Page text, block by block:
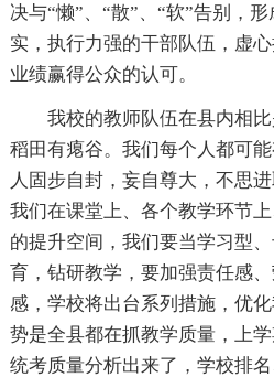
决与“懒”、“散”、“软”告别，
实，执行力强的干部队伍，虚
业绩赢得公众的认可。
我校的教师队伍在县内相比
稻田有瘪谷。我们每个人都可
人固步自封，妄自尊大，不思
我们在课堂上、各个教学环节
的提升空间，我们要当学习型
育，钻研教学，要加强责任感
感，学校将出台系列措施，优
势是全县都在抓教学质量，上
统考质量分析出来了，学校排